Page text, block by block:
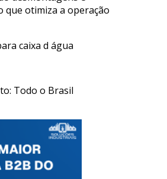
que otimiza a operação
Todo o Brasil